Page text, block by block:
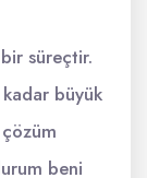
süreçtir.
kadar büyük
beni